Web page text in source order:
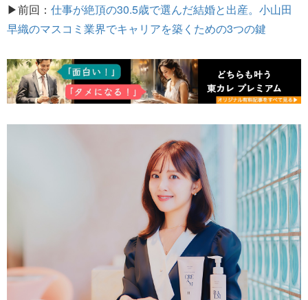
▶前回： 仕事が絶頂の30.5歳で選んだ結婚と出産。小山田
早織のマスコミ業界でキャリアを築くための3つの鍵